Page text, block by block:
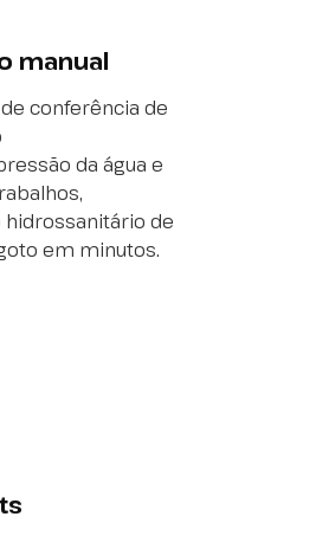
manual
conferência de
da água e
de
em minutos.